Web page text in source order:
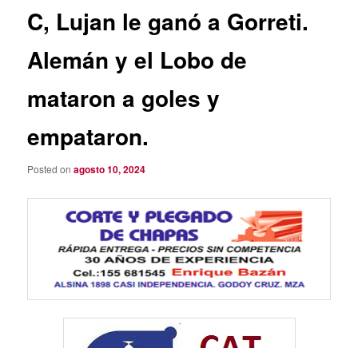
C, Lujan le ganó a Gorreti.
Alemán y el Lobo de
mataron a goles y
empataron.
Posted onagosto 10, 2024